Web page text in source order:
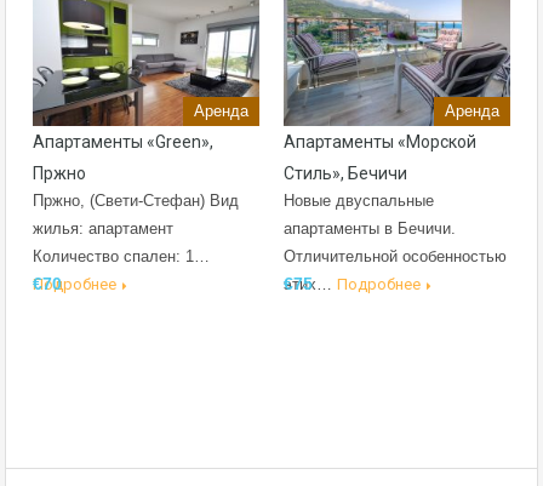
Аренда
Апартаменты «Green»,
Пржно
Пржно, (Свети-Стефан) Вид
жилья: апартамент
Количество спален: 1…
Подробнее
€70
Аренда
Апартаменты «Морской
Стиль», Бечичи
Новые двуспальные
апартаменты в Бечичи.
Отличительной особенностью
этих… Подробнее
€75